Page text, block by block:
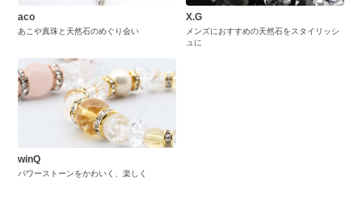
aco
あこや真珠と天然石のめぐり会い
X.G
メンズにおすすめの天然石をスタイリッシ
ュに
winQ
パワーストーンをかわいく、楽しく